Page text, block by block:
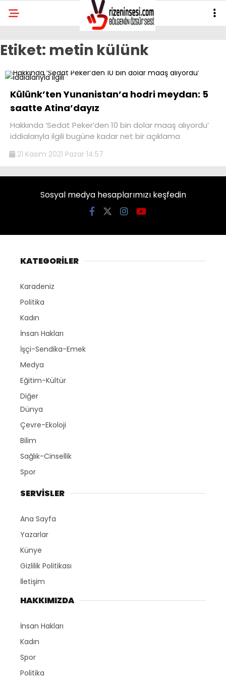
Etiket: metin külünk
Külünk’ten Yunanistan’a hodri meydan: 5
saatte Atina’dayız
Hakkında ‘Sedat Peker’den 10 bin dolar maaş alıyordu’
iddialarıyla ilgili bugüne kadar net bir açıklama
21 Kasım 2021 Pazar 14:57
Sosyal medya hesaplarımızı keşfedin
KATEGORİLER
Karadeniz
Politika
Kadın
İnsan Hakları
İşçi-Sendika-Emek
Medya
Eğitim-Kültür
Diğer
Dünya
Çevre-Ekoloji
Bilim
Sağlık-Cinsellik
Spor
SERVİSLER
Ana Sayfa
Yazarlar
Künye
Gizlilik Politikası
İletişim
HAKKIMIZDA
İnsan Hakları
Kadın
Spor
Politika